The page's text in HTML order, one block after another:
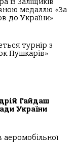
із Заліщиків
медаллю «За
до України»
турнір з
Пушкарів»
Гайдаш
України
аеромобільної